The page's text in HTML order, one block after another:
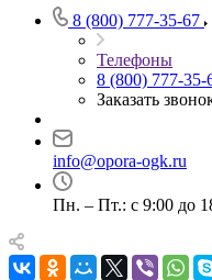
8 (800) 777-35-67
Телефоны
8 (800) 777-35-
Заказать
info@opora-ogk.ru
Пн. – Пт.: с 9:00 до